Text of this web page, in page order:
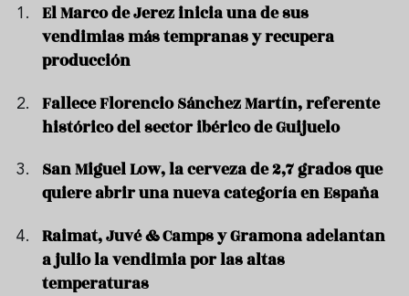
El Marco de Jerez inicia una de sus
vendimias más tempranas y recupera
producción
Fallece Florencio Sánchez Martín, referente
histórico del sector ibérico de Guijuelo
San Miguel Low, la cerveza de 2,7 grados que
quiere abrir una nueva categoría en España
Raimat, Juvé & Camps y Gramona adelantan
a julio la vendimia por las altas
temperaturas